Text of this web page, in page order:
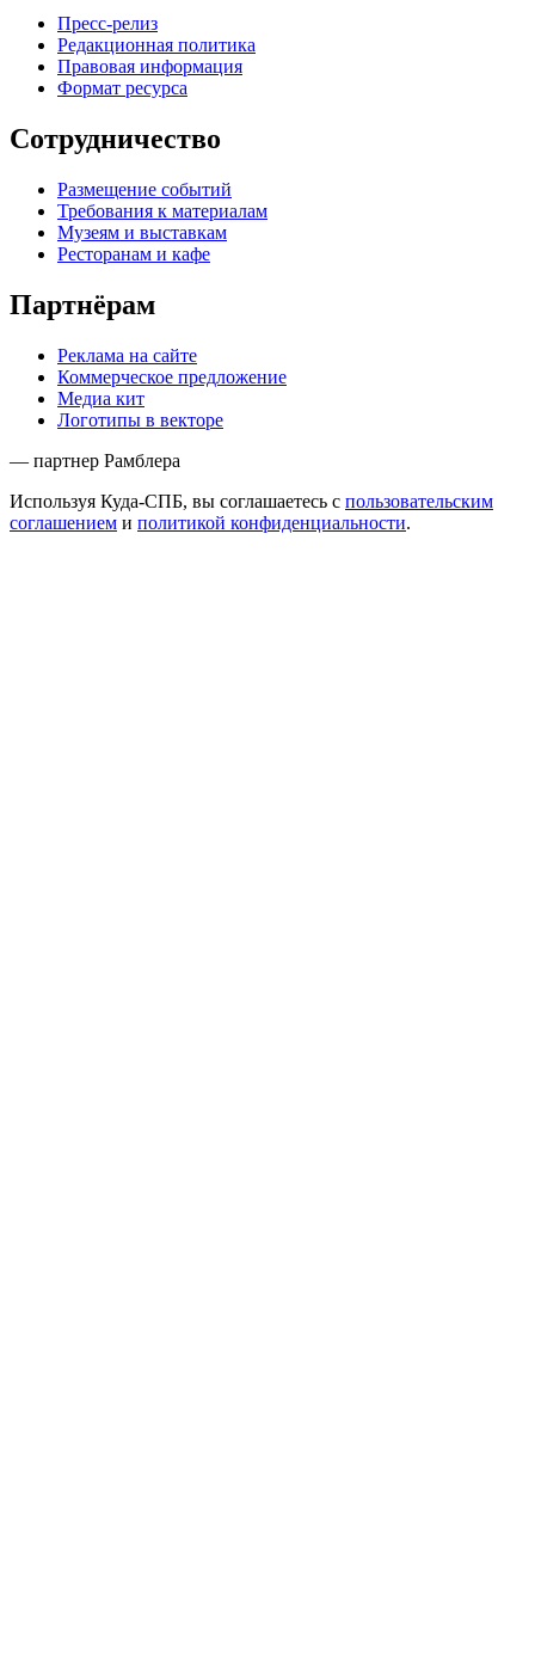
Пресс-релиз
Редакционная политика
Правовая информация
Формат ресурса
Сотрудничество
Размещение событий
Требования к материалам
Музеям и выставкам
Ресторанам и кафе
Партнёрам
Реклама на сайте
Коммерческое предложение
Медиа кит
Логотипы в векторе
— партнер Рамблера
Используя Куда-СПБ, вы соглашаетесь с пользовательским
соглашением и политикой конфиденциальности.